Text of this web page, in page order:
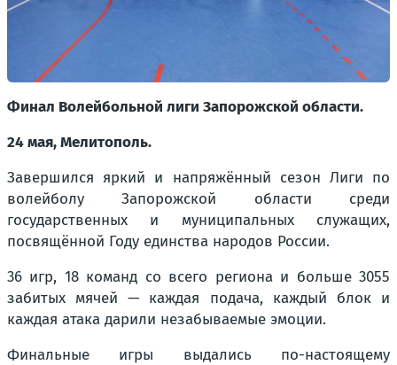
Финал Волейбольной лиги Запорожской области.
24 мая, Мелитополь.
Завершился яркий и напряжённый сезон Лиги по
волейболу Запорожской области среди
государственных и муниципальных служащих,
посвящённой Году единства народов России.
36 игр, 18 команд со всего региона и больше 3055
забитых мячей — каждая подача, каждый блок и
каждая атака дарили незабываемые эмоции.
Финальные игры выдались по-настоящему